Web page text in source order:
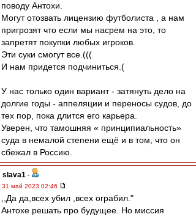
поводу Антохи.
Могут отозвать лицензию футболиста , а нам
пригрозят что если мы насрем на это, то
запретят покупки любых игроков.
Эти суки смогут все.(((
И нам придется подчиниться.(
У нас только один вариант - затянуть дело на
долгие годы - аппеляции и переносы судов, до
тех пор, пока длится его карьера.
Уверен, что тамошняя « принципиальность»
суда в немалой степени ещё и в том, что он
сбежал в Россию.
slava1 -
31 май 2023 02:46
,,Да да,всех убил ,всех ограбил."
Антохе решать про будущее. Но миссия